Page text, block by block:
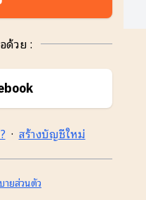
ด้วย :
· สร้างบัญชีใหม่
ายส่วนตัว